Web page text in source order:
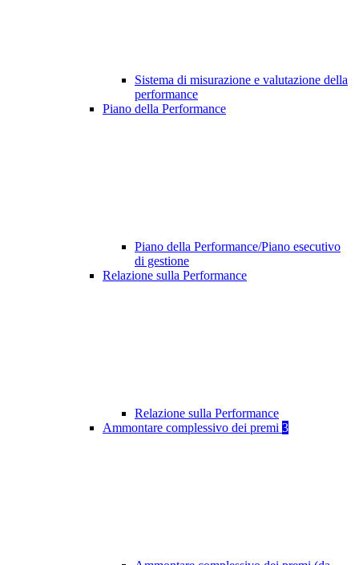
Sistema di misurazione e valutazione della
performance
Piano della Performance
Piano della Performance/Piano esecutivo
di gestione
Relazione sulla Performance
Relazione sulla Performance
Ammontare complessivo dei premi 3